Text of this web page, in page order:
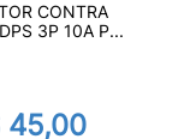
CONTRA
3P 10A P...
45,00